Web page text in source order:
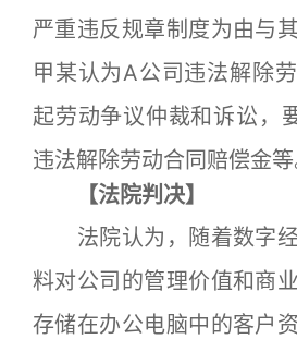
严重违反规章制度为由与
甲某认为A公司违法解除
起劳动争议仲裁和诉讼，
违法解除劳动合同赔偿金等
【法院判决】
法院认为，随着数字经
料对公司的管理价值和商
存储在办公电脑中的客户